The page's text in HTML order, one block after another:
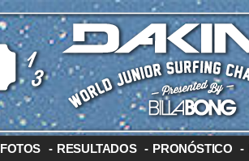
FOTOS - RESULTADOS - PRONÓSTICO -